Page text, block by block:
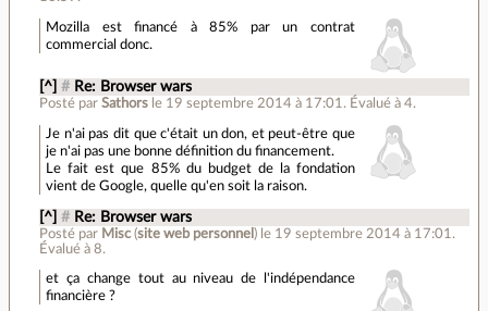
Mozilla est financé à 85% par un contrat
commercial donc.
[^] # Re: Browser wars
Posté parSathors le 19 septembre 2014 à 17:01 . Évalué à4.
Je n'ai pas dit que c'était un don, et peut-être que
je n'ai pas une bonne définition du financement.
Le fait est que 85% du budget de la fondation
vient de Google, quelle qu'en soit la raison.
[^] # Re: Browser wars
Posté par Misc(site web personnel ) le 19 septembre 2014 à 17:01 .
Évalué à8.
et ça change tout au niveau de l'indépendance
financière ?